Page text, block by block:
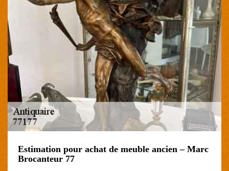
Estimation pour achat de meuble ancien – Marc
Brocanteur 77